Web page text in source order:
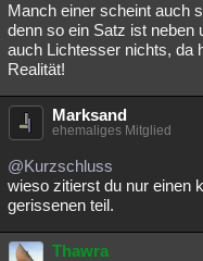
Philosophie Träume
Astronomie Helpdesk
Musik Clash
Übersichten
Besucht Teilgenommen
Lesenswert
Manch einer scheint auch
denn so ein Satz ist neben
auch Lichtesser nichts, da
Realität!
Marksand
ehemaliges Mitglied
@Kurzschluss
wieso zitierst du nur einen
gerissenen teil.
Thawra